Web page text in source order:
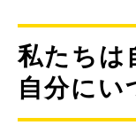
私たちは
自分にい